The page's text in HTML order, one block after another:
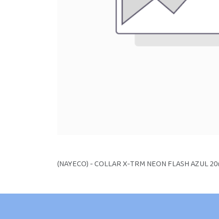
(NAYECO) - COLLAR X-TRM NEON FLASH AZUL